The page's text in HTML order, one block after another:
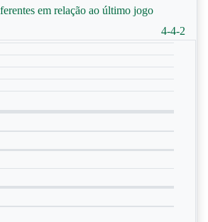
em relação ao último jogo
4-4-2